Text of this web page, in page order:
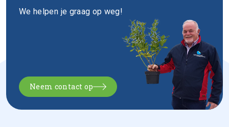
We helpen je graag op weg!
Neem contact op